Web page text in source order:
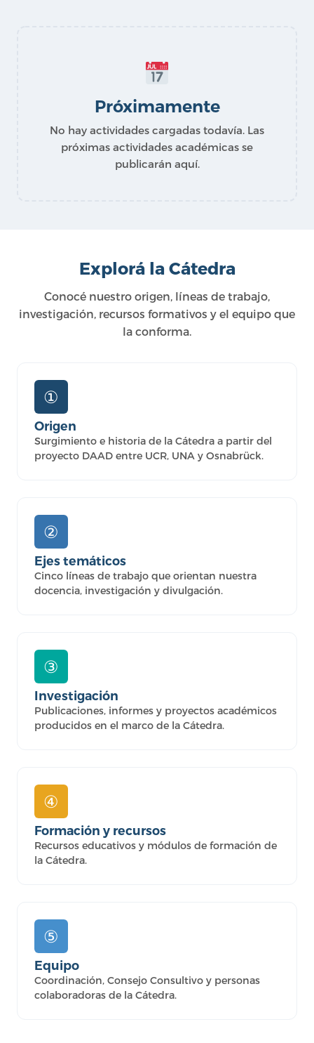
Próximamente
No hay actividades cargadas todavía. Las
próximas actividades académicas se
publicarán aquí.
Explorá la Cátedra
Conocé nuestro origen, líneas de trabajo,
investigación, recursos formativos y el equipo que
la conforma.
①
Origen
Surgimiento e historia de la Cátedra a partir del
proyecto DAAD entre UCR, UNA y Osnabrück.
②
Ejes temáticos
Cinco líneas de trabajo que orientan nuestra
docencia, investigación y divulgación.
③
Investigación
Publicaciones, informes y proyectos académicos
producidos en el marco de la Cátedra.
④
Formación y recursos
Recursos educativos y módulos de formación de
la Cátedra.
⑤
Equipo
Coordinación, Consejo Consultivo y personas
colaboradoras de la Cátedra.